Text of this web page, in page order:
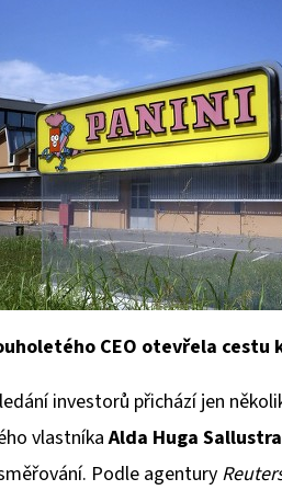
CEO otevřela cestu
investorů přichází jen
vlastníkaAlda Huga Sallustra
Podle agentury